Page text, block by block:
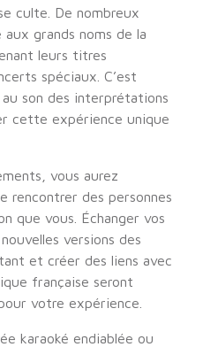
culte. De nombreux
grands noms de la
leurs titres
spéciaux. C’est
son des interprétations
cette expérience unique
vous aurez
rencontrer des personnes
que vous. Échanger vos
versions des
et créer des liens avec
française seront
votre expérience.
karaoké endiablée ou